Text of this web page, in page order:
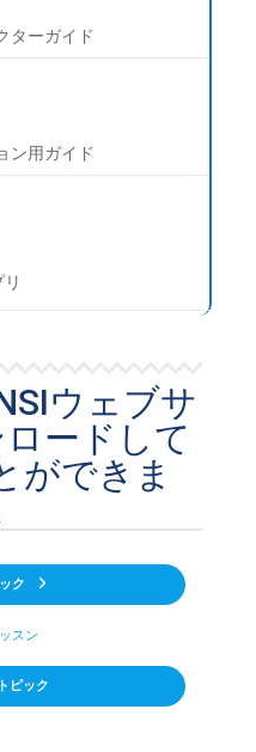
ターガイド
ン用ガイド
ウェブサ
ードして
ができま
ピック
スン
ク